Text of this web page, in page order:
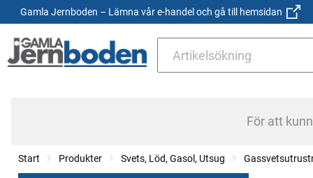
Gamla Jernboden – Lämna vår e-handel och gå till hemsidan
För att
Start Produkter Svets, Löd, Gasol, Utsug